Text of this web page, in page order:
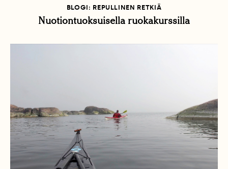
BLOGI: REPULLINEN RETKIÄ
Nuotiontuoksuisella ruokakurssilla